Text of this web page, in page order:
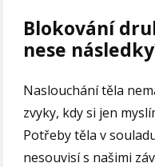
Blokování
nese
Naslouchání těla
zvyky, kdy si jen
Potřeby těla v
nesouvisí s našimi